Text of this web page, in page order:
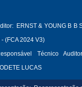
ERNST & YOUNG B B
- (FCA 2024 V3)
Técnico
LUCAS